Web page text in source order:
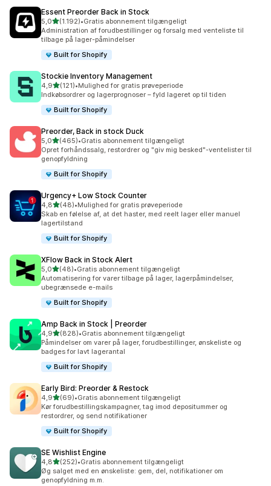
Essent Preorder Back in Stock
5,0ud af 5 stjerner
(1.192)
1192 anmeldelser i alt
•Gratis abonnement tilgængeligt
Administration af forudbestillinger og forsalg med venteliste til
tilbage på lager-påmindelser
Built for Shopify
Stockie Inventory Management
4,9ud af 5 stjerner
(121)
121 anmeldelser i alt
•Mulighed for gratis prøveperiode
Indkøbsordrer og lagerprognoser – fyld lageret op til tiden
Built for Shopify
Preorder, Back in stock Duck
5,0ud af 5 stjerner
(465)
465 anmeldelser i alt
•Gratis abonnement tilgængeligt
Opret forhåndssalg, restordrer og "giv mig besked"-ventelister til
genopfyldning
Built for Shopify
Urgency+ Low Stock Counter
4,8ud af 5 stjerner
(48)
48 anmeldelser i alt
•Mulighed for gratis prøveperiode
Skab en følelse af, at det haster, med reelt lager eller manuel
lagertilstand
Built for Shopify
XFlow Back in Stock Alert
5,0ud af 5 stjerner
(48)
48 anmeldelser i alt
•Gratis abonnement tilgængeligt
Automatisering for varer tilbage på lager, lagerpåmindelser,
ubegrænsede e-mails
Built for Shopify
Amp Back in Stock | Preorder
4,9ud af 5 stjerner
(828)
828 anmeldelser i alt
•Gratis abonnement tilgængeligt
Påmindelser om varer på lager, forudbestillinger, ønskeliste og
badges for lavt lagerantal
Built for Shopify
Early Bird: Preorder & Restock
4,9ud af 5 stjerner
(69)
69 anmeldelser i alt
•Gratis abonnement tilgængeligt
Kør forudbestillingskampagner, tag imod depositummer og
restordrer, og send notifikationer
Built for Shopify
SE Wishlist Engine
4,8ud af 5 stjerner
(252)
252 anmeldelser i alt
•Gratis abonnement tilgængeligt
Øg salget med en ønskeliste: gem, del, notifikationer om
genopfyldning m.m.